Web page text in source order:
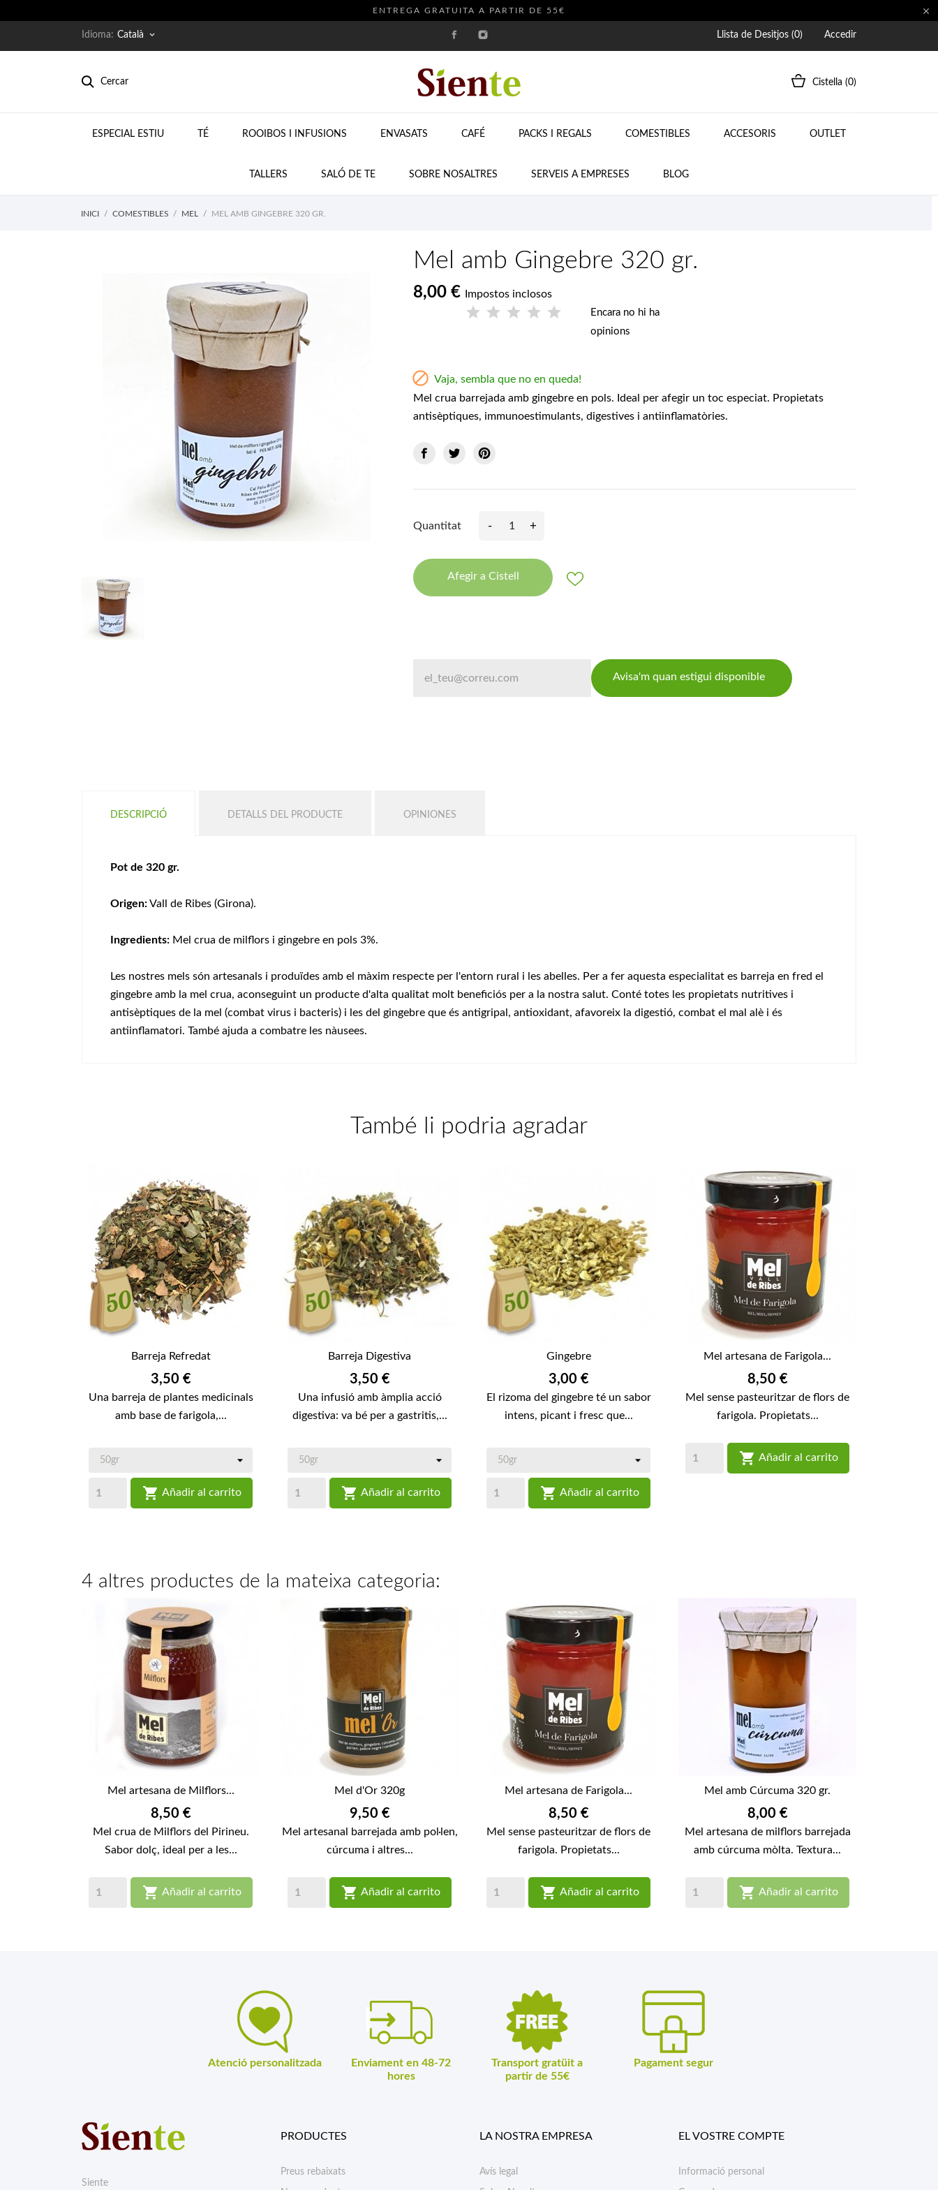
ENTREGA GRATUITA A PARTIR DE 55€ 
Idioma: Català keyboard_arrow_down Llista de Desitjos (0) Accedir
Cercar Cistella (0)
ESPECIAL ESTIU TÉ ROOIBOS I INFUSIONS ENVASATS CAFÉ PACKS I REGALS COMESTIBLES ACCESORIS OUTLET
TALLERS SALÓ DE TE SOBRE NOSALTRES SERVEIS A EMPRESES BLOG
INICI COMESTIBLES MEL MEL AMB GINGEBRE 320 GR.
Mel amb Gingebre 320 gr.
8,00 € Impostos inclosos
Encara no hi ha
opinions
 Vaja, sembla que no en queda!
Mel crua barrejada amb gingebre en pols. Ideal per afegir un toc especiat. Propietats
antisèptiques, immunoestimulants, digestives i antiinflamatòries.
Quantitat - +
Afegir a Cistell
Avisa'm quan estigui disponible
DESCRIPCIÓ DETALLS DEL PRODUCTE OPINIONES
Pot de 320 gr.
Origen:Vall de Ribes (Girona).
Ingredients: Mel crua de milflors i gingebre en pols 3%.
Les nostres mels són artesanals i produïdes amb el màxim respecte per l'entorn rural i les abelles. Per a fer aquesta especialitat es barreja en fred el
gingebre amb la mel crua, aconseguint un producte d'alta qualitat molt beneficiós per a la nostra salut. Conté totes les propietats nutritives i
antisèptiques de la mel (combat virus i bacteris) i les del gingebre que és antigripal, antioxidant, afavoreix la digestió, combat el mal alè i és
antiinflamatori. També ajuda a combatre les nàusees.
També li podria agradar
Barreja Refredat
Preu
3,50 €
Una barreja de plantes medicinals
amb base de farigola,...
 Añadir al carrito
Barreja Digestiva
Preu
3,50 €
Una infusió amb àmplia acció
digestiva: va bé per a gastritis,...
 Añadir al carrito
Gingebre
Preu
3,00 €
El rizoma del gingebre té un sabor
intens, picant i fresc que...
 Añadir al carrito
Mel artesana de Farigola...
Preu
8,50 €
Mel sense pasteuritzar de flors de
farigola. Propietats...
 Añadir al carrito
4 altres productes de la mateixa categoria:
Mel artesana de Milflors...
Preu
8,50 €
Mel crua de Milflors del Pirineu.
Sabor dolç, ideal per a les...
 Añadir al carrito
Mel d'Or 320g
Preu
9,50 €
Mel artesanal barrejada amb pol·len,
cúrcuma i altres...
 Añadir al carrito
Mel artesana de Farigola...
Preu
8,50 €
Mel sense pasteuritzar de flors de
farigola. Propietats...
 Añadir al carrito
Mel amb Cúrcuma 320 gr.
Preu
8,00 €
Mel artesana de milflors barrejada
amb cúrcuma mòlta. Textura...
 Añadir al carrito
Atenció personalitzada
Enviament en 48-72
hores
Transport gratüit a
partir de 55€
Pagament segur
Siente
PRODUCTES
Preus rebaixats
LA NOSTRA EMPRESA
Avís legal
EL VOSTRE COMPTE
Informació personal